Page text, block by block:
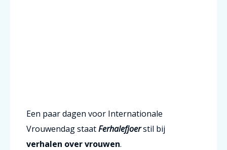
Een paar dagen voor Internationale
Vrouwendag staatFerhalefjoerstil bij
verhalen over vrouwen.